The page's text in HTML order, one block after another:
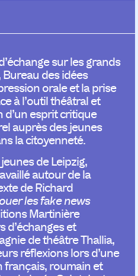
sur les grands
des idées
orale et la prise
à l’outil théâtral et
esprit critique
auprès des jeunes
la citoyenneté.
de Leipzig,
autour de la
de Richard
les fake news
Martinière
d’échanges et
de théâtre Thallia,
réflexions lors d’une
français, roumain et